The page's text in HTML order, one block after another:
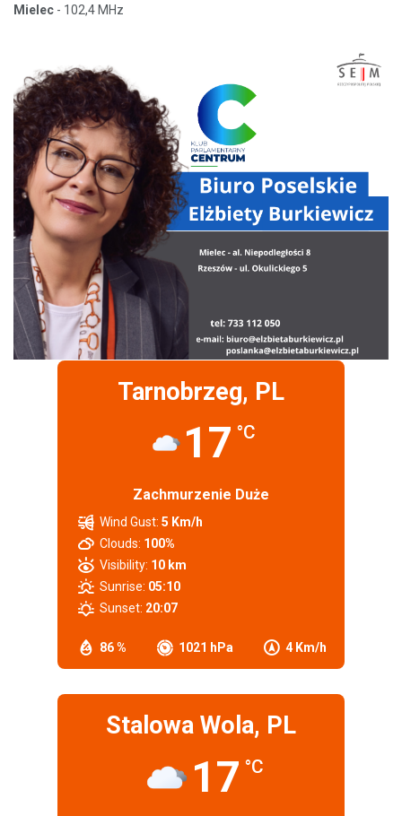
Mielec - 102,4 MHz
Tarnobrzeg, PL
17 °C
Zachmurzenie Duże
86 % 1021 hPa 4 Km/h
Wind Gust: 5 Km/h
Clouds: 100%
Visibility: 10 km
Sunrise: 05:10
Sunset: 20:07
Stalowa Wola, PL
17 °C